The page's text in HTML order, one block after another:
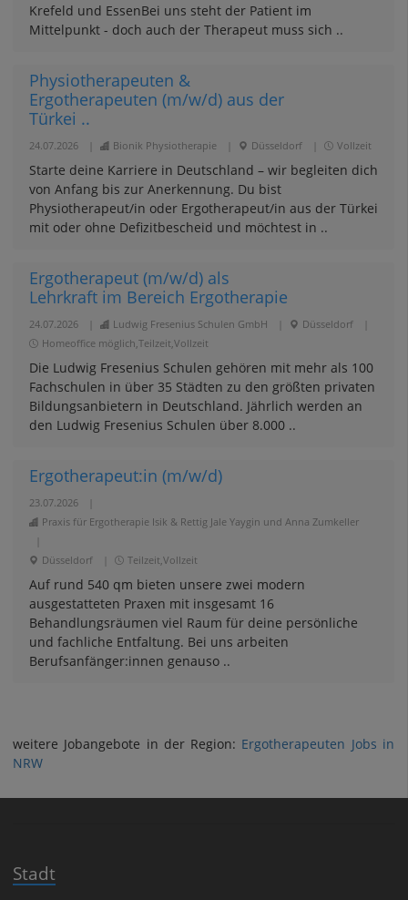
Krefeld und EssenBei uns steht der Patient im
Mittelpunkt - doch auch der Therapeut muss sich ..
Physiotherapeuten &
Ergotherapeuten (m/w/d) aus der
Türkei ..
24.07.2026 Bionik Physiotherapie Düsseldorf Vollzeit
Starte deine Karriere in Deutschland – wir begleiten dich
von Anfang bis zur Anerkennung. Du bist
Physiotherapeut/in oder Ergotherapeut/in aus der Türkei
mit oder ohne Defizitbescheid und möchtest in ..
Ergotherapeut (m/w/d) als
Lehrkraft im Bereich Ergotherapie
24.07.2026 Ludwig Fresenius Schulen GmbH Düsseldorf
Homeoffice möglich,Teilzeit,Vollzeit
Die Ludwig Fresenius Schulen gehören mit mehr als 100
Fachschulen in über 35 Städten zu den größten privaten
Bildungsanbietern in Deutschland. Jährlich werden an
den Ludwig Fresenius Schulen über 8.000 ..
Ergotherapeut:in (m/w/d)
23.07.2026
Praxis für Ergotherapie Isik & Rettig Jale Yaygin und Anna Zumkeller
Düsseldorf
Teilzeit,Vollzeit
Auf rund 540 qm bieten unsere zwei modern
ausgestatteten Praxen mit insgesamt 16
Behandlungsräumen viel Raum für deine persönliche
und fachliche Entfaltung. Bei uns arbeiten
Berufsanfänger:innen genauso ..
weitere Jobangebote in der Region: Ergotherapeuten Jobs in
NRW
Stadt